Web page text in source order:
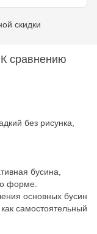
скидки
К сравнению
без рисунка,
бусина,
форме.
основных бусин
самостоятельный